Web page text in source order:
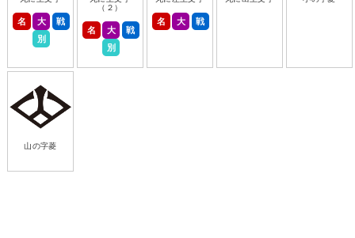
名 大
戦
別
（２）
名 大
戦
別
名 大 戦
山の字菱